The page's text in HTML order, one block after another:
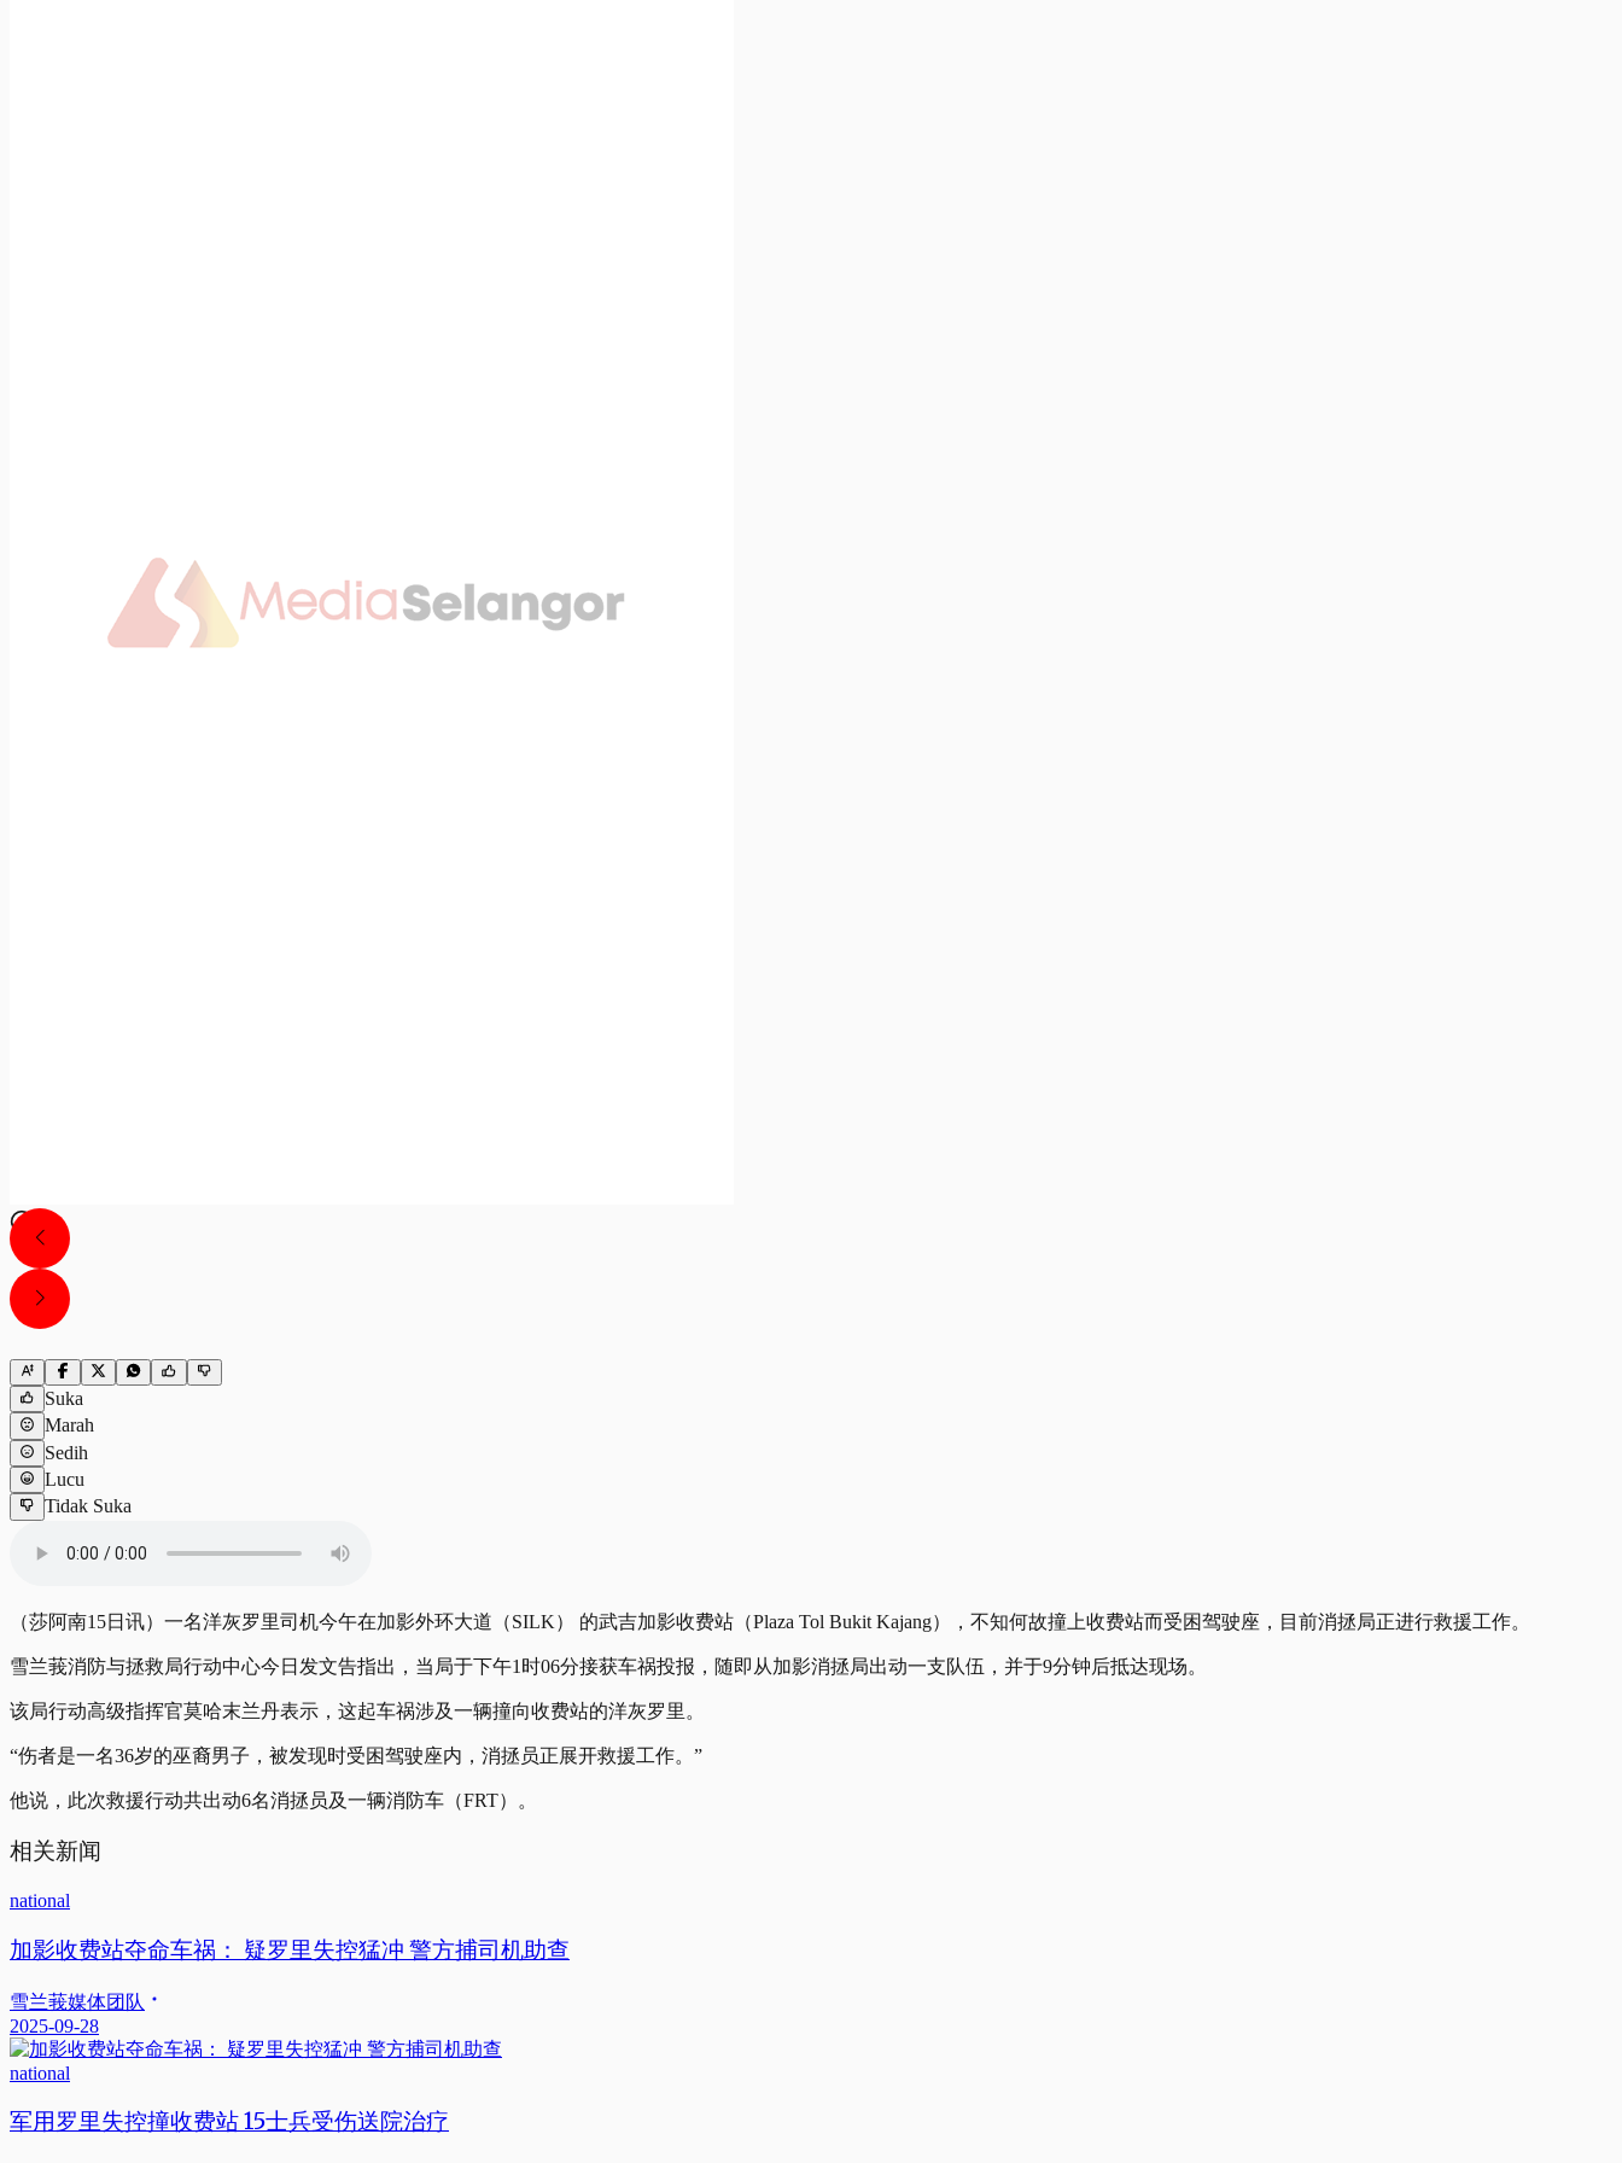
Suka
Marah
Sedih
Lucu
Tidak Suka
（莎阿南15日讯）一名洋灰罗里司机今午在加影外环大道（SILK） 的武吉加影收费站（Plaza Tol Bukit Kajang），不知何故撞上收费站而受困驾驶座，目前消拯局正进行救援工作。
雪兰莪消防与拯救局行动中心今日发文告指出，当局于下午1时06分接获车祸投报，随即从加影消拯局出动一支队伍，并于9分钟后抵达现场。
该局行动高级指挥官莫哈末兰丹表示，这起车祸涉及一辆撞向收费站的洋灰罗里。
“伤者是一名36岁的巫裔男子，被发现时受困驾驶座内，消拯员正展开救援工作。”
他说，此次救援行动共出动6名消拯员及一辆消防车（FRT）。
相关新闻
national
加影收费站夺命车祸： 疑罗里失控猛冲 警方捕司机助查
雪兰莪媒体团队
2025-09-28
national
军用罗里失控撞收费站 15士兵受伤送院治疗